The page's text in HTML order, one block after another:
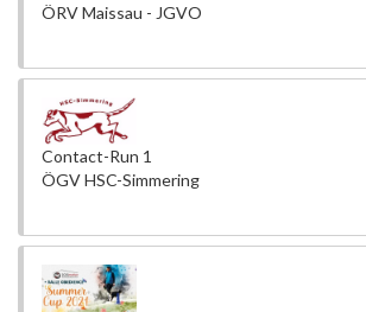
ÖRV Maissau - JGVO
Contact-Run 1
ÖGV HSC-Simmering